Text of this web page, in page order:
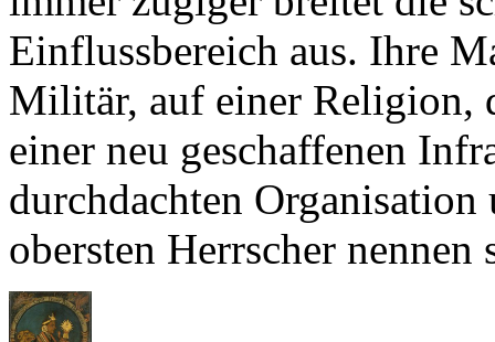
Einflussbereich aus. Ihre
Militär, auf einer Religion,
einer neu geschaffenen
durchdachten
obersten Herrscher nennen